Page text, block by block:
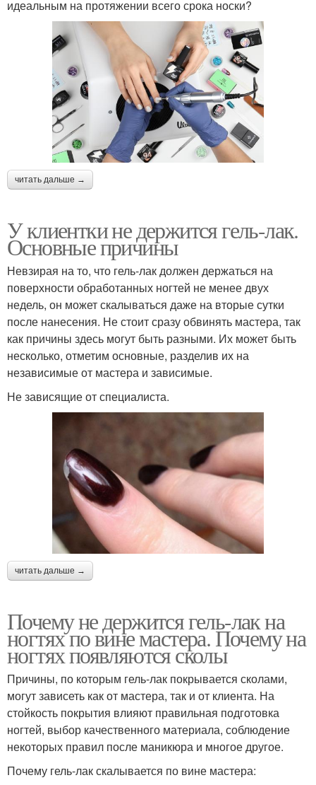
идеальным на протяжении всего срока носки?
читать дальше →
У клиентки не держится гель-лак.
Основные причины
Невзирая на то, что гель-лак должен держаться на
поверхности обработанных ногтей не менее двух
недель, он может скалываться даже на вторые сутки
после нанесения. Не стоит сразу обвинять мастера, так
как причины здесь могут быть разными. Их может быть
несколько, отметим основные, разделив их на
независимые от мастера и зависимые.
Не зависящие от специалиста.
читать дальше →
Почему не держится гель-лак на
ногтях по вине мастера. Почему на
ногтях появляются сколы
Причины, по которым гель-лак покрывается сколами,
могут зависеть как от мастера, так и от клиента. На
стойкость покрытия влияют правильная подготовка
ногтей, выбор качественного материала, соблюдение
некоторых правил после маникюра и многое другое.
Почему гель-лак скалывается по вине мастера: